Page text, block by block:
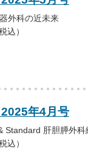
外科の近未来
込）
年4月号
Standard 肝胆膵外科
込）